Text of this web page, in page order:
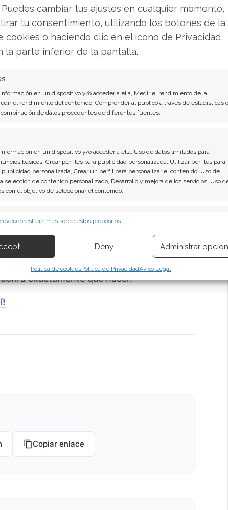
cambiar tus ajustes en cualquier momento,
tu consentimiento, utilizando los botones de la
cookies o haciendo clic en el icono de Privacidad
la parte inferior de la pantalla.
en un dispositivo y/o acceder a ella, Medir el rendimiento de la
el rendimiento del contenido, Comprender al público a través de estadísticas o
de datos procedentes de diferentes fuentes.
en un dispositivo y/o acceder a ella, Uso de datos limitados para
básicos, Crear perfiles para publicidad personalizada, Utilizar perfiles para
publicidad personalizada, Crear un perfil para personalizar el contenido, Uso de
selección de contenido personalizado, Desarrollo y mejora de los servicios, Uso
con el objetivo de seleccionar el contenido.
de forma automática.
la seguridad, evitar y detectar fraudes, y eliminar
y presentar publicidad y contenido, Guardar y
Siempre
Leer más sobre estos propósitos
Deny Administrar
Política de cookiesPolítica de PrivacidadAviso Legal
que, en la práctica, ha conocido una sola
interés
por los persistentes rumores sobre
no se ha pronunciado al respecto, la
operación, aumentando aún más el
sea determinante. ¿Conseguirá Palantir
que satisfagan el hambre de los
forzoso?
de Palantir del 2 de agosto tiene la
Acción inmediata requerida para
o es momento de vender? En el
exactamente qué hacer.
Copiar enlace